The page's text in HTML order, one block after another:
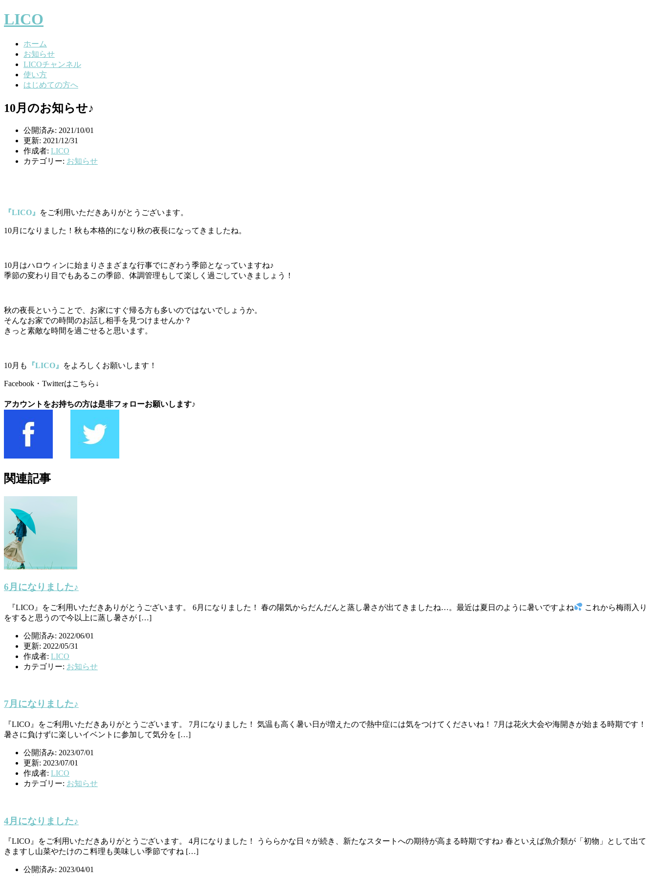
LICO
ホーム
お知らせ
LICOチャンネル
使い方
はじめての方へ
10月のお知らせ♪
公開済み: 2021/10/01
更新: 2021/12/31
作成者: LICO
カテゴリー: お知らせ
『LICO』 をご利用いただきありがとうございます。
10月になりました！秋も本格的になり秋の夜長になってきましたね。
10月はハロウィンに始まりさまざまな行事でにぎわう季節となっていますね♪
季節の変わり目でもあるこの季節、体調管理もして楽しく過ごしていきましょう！
秋の夜長ということで、お家にすぐ帰る方も多いのではないでしょうか。
そんなお家での時間のお話し相手を見つけませんか？
きっと素敵な時間を過ごせると思います。
10月も 『LICO』 をよろしくお願いします！
Facebook・Twitterはこちら↓
アカウントをお持ちの方は是非フォローお願いします♪
関連記事
6月になりました♪
『LICO』をご利用いただきありがとうございます。 6月になりました！ 春の陽気からだんだんと蒸し暑さが出てきましたね…。最近は夏日のように暑いですよね
これから梅雨入り
をすると思うので今以上に蒸し暑さが […]
公開済み: 2022/06/01
更新: 2022/05/31
作成者: LICO
カテゴリー: お知らせ
7月になりました♪
『LICO』をご利用いただきありがとうございます。 7月になりました！ 気温も高く暑い日が増えたので熱中症には気をつけてくださいね！ 7月は花火大会や海開きが始まる時期です！
暑さに負けずに楽しいイベントに参加して気分を […]
公開済み: 2023/07/01
更新: 2023/07/01
作成者: LICO
カテゴリー: お知らせ
4月になりました♪
『LICO』をご利用いただきありがとうございます。 4月になりました！ うららかな日々が続き、新たなスタートへの期待が高まる時期ですね♪ 春といえば魚介類が「初物」として出て
きますし山菜やたけのこ料理も美味しい季節ですね […]
公開済み: 2023/04/01